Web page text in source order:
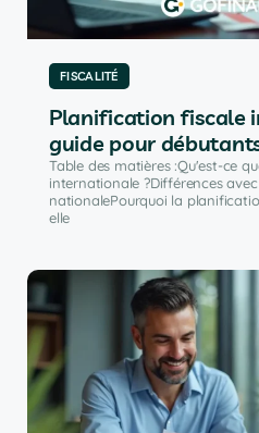
FISCALITÉ
Planification fiscale
guide pour
Table des matières :Qu'est-ce
internationale ?Différences
nationalePourquoi la
elle